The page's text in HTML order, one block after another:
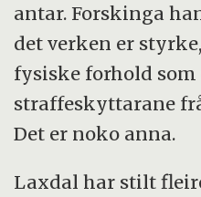
antar. Forskinga
det verken er
fysiske forhold
straffeskyttarane
Det er noko anna.
Laxdal har stilt